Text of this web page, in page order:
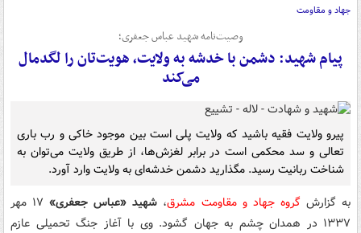
جهاد و مقاومت
وصیت‌نامه شهید عباس جعفری؛
پیام شهید: دشمن با خدشه‌ به ولایت، هویت‌تان را لگدمال
می‌کند
پیرو ولایت فقیه باشید که ولایت پلی است بین موجود خاکی و رب باری
تعالی و سد محکمی است در برابر لغزش‌ها، از طریق ولایت می‌توان به
شناخت ربانیت رسید. مگذارید دشمن خدشه‌ای به ولایت وارد آورد.
به گزارش گروه جهاد و مقاومت مشرق، شهید «عباس جعفری»
۱۷ مهر
۱۳۳۷ در همدان چشم به جهان گشود. وی با آغاز جنگ تحمیلی عازم